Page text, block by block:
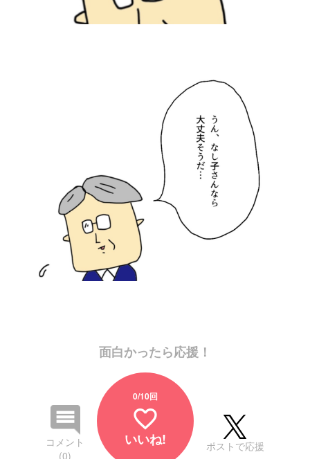
面白かったら応援！
コメント
(0)
0/10回
favorite_border
いいね! ポストで応援